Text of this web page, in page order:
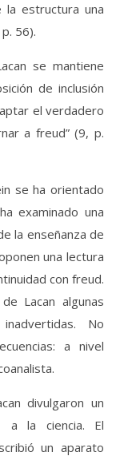
estructura una
56).
se mantiene
de inclusión
el verdadero
a freud” (9, p.
se ha orientado
examinado una
la enseñanza de
una lectura
con freud.
Lacan algunas
No
a nivel
divulgaron un
a la ciencia. El
un aparato